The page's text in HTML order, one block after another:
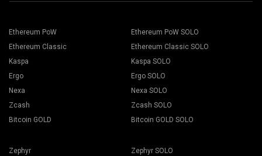
เลือก กระเป๋าเงิน เหรียญ และนักขุด จากรายการแบบเลื่อนลง
เซิร์ฟเวอร์ที่ใกล้ที่สุดกับคุณ ตำแหน่งเริ่มต้นสำหรับยุโรปคือ EU
Ethereum PoW
Ethereum Classic
Kaspa
Ergo
Nexa
Zcash
Bitcoin GOLD
Ethereum PoW SOLO
Ethereum Classic SOLO
Kaspa SOLO
Ergo SOLO
Nexa SOLO
Zcash SOLO
Bitcoin GOLD SOLO
Zephyr
Zephyr SOLO